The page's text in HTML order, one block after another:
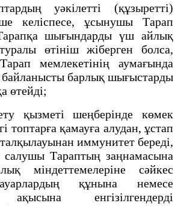
уәкілетті (құзыретті)
келіспесе, ұсынушы Тарап
шығындарды үш айлық
өтініш жіберген болса,
мемлекетінің аумағында
байланысты барлық шығыстарды
өтейді;
қызметі шеңберінде көмек
топтарға қамауға алудан, ұстап
иммунитет береді,
салушы Тараптың заңнамасына
міндеттемелеріне сәйкес
құнына немесе
ақысына енгізілгендерді